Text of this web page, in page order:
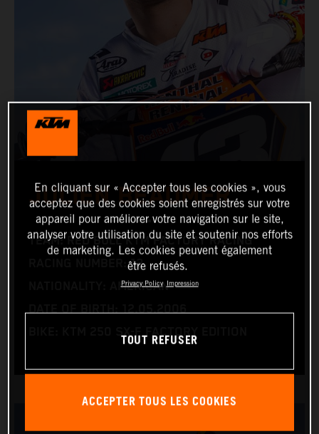
JULIEN BEAUMER
TEAM: RED BULL KTM FACTORY RACING
RACING NUMBER: 13
NATIONALITY: AMERICAN
DATE OF BIRTH: 12.05.2006
BIKE: KTM 250 SX-F FACTORY EDITION
En cliquant sur « Accepter tous les cookies », vous
acceptez que des cookies soient enregistrés sur votre
appareil pour améliorer votre navigation sur le site,
analyser votre utilisation du site et soutenir nos efforts
de marketing. Les cookies peuvent également
être refusés.
Privacy Policy Impression
TOUT REFUSER
ACCEPTER TOUS LES COOKIES